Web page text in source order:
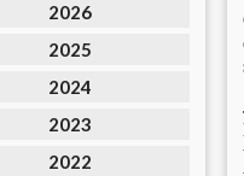
2026
2025
2024
2023
2022